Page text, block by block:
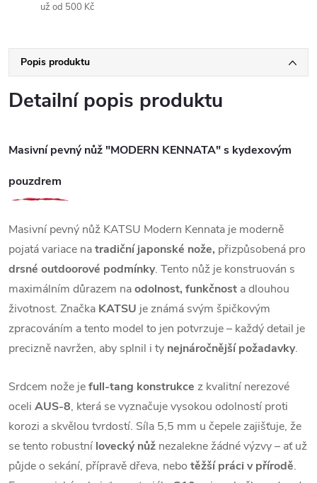
už od 500 Kč
Popis produktu
Detailní popis produktu
Masivní pevný nůž "MODERN KENNATA" s kydexovým
pouzdrem
Masivní pevný nůž KATSU Modern Kennata je moderně
pojatá variace natradiční japonské nože, přizpůsobená pro
drsné outdoorové podmínky. Tento nůž je konstruován s
maximálním důrazem naodolnost, funkčnost a dlouhou
životnost. Značka KATSU je známá svým špičkovým
zpracováním a tento model to jen potvrzuje – každý detail je
precizně navržen, aby splnil i ty nejnáročnější požadavky.
Srdcem nože jefull-tang konstrukce z kvalitní nerezové
oceli AUS-8, která se vyznačuje vysokou odolností proti
korozi a skvělou tvrdostí. Síla 5,5 mm u čepele zajišťuje, že
se tento robustní lovecký nůž nezalekne žádné výzvy – ať už
půjde o sekání, přípravě dřeva, nebo těžší práci v přírodě.